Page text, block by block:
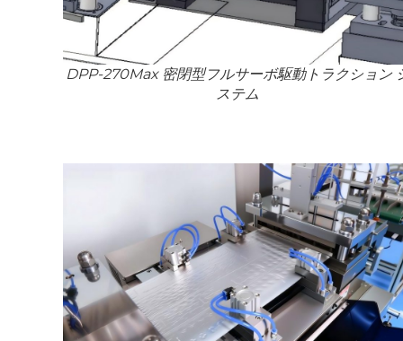
DPP-270Max 密閉型フルサーボ駆動トラクション
ステム